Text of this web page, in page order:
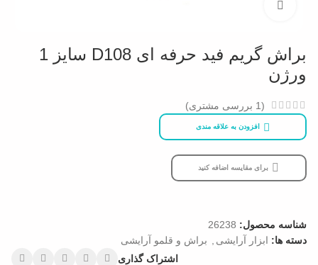
براش گریم فید حرفه ای D108 سایز 1
ورژن
(
1 بررسی مشتری)
افزودن به علاقه مندی
برای مقایسه اضافه کنید
شناسه محصول: 26238
دسته ها: ابزار آرایشی
براش و قلمو آرایشی
اشتراک گذاری